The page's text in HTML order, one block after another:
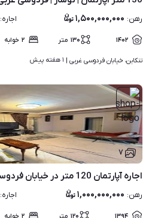
رهن: ۱,۵۰۰,۰۰۰,۰۰۰ اجاره:
۱۴۰۲ ۱۳۰ متر ۲ خوابه
تنکابن، خیابان فردوسی غربی | ۱ هفته پیش
۷
اجاره آپارتمان 120 متر در خیابان فردوسی غربی
رهن: ۱,۰۰۰,۰۰۰,۰۰۰ اجاره:
۱۳۹۴ ۱۲۰ متر ۲ خوابه